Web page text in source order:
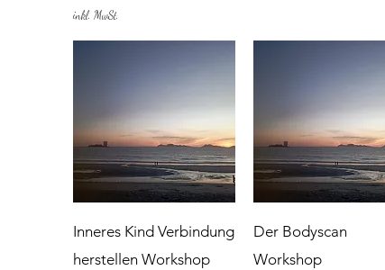
inkl. MwSt.
Schnellansicht
Inneres Kind Verbindung
herstellen Workshop
Schnellansicht
Der Bodyscan
Workshop